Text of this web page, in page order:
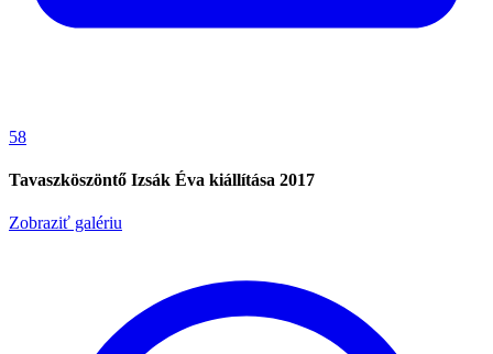
58
Tavaszköszöntő Izsák Éva kiállítása 2017
Zobraziť galériu